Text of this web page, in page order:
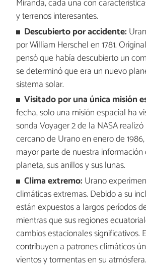
Miranda, cada una con
y terrenos interesantes.
Descubierto por accidente:
por William Herschel en 1781.
pensó que había descubierto un
se determinó que era un nuevo
sistema solar.
Visitado por una única misión
fecha, solo una misión espacial ha
sonda Voyager 2 de la NASA
cercano de Urano en enero de
mayor parte de nuestra
planeta, sus anillos y sus lunas.
Clima extremo: Urano
climáticas extremas. Debido a su
están expuestos a largos períodos
mientras que sus regiones
cambios estacionales significativos.
contribuyen a patrones climáticos
vientos y tormentas en su atmósfera.